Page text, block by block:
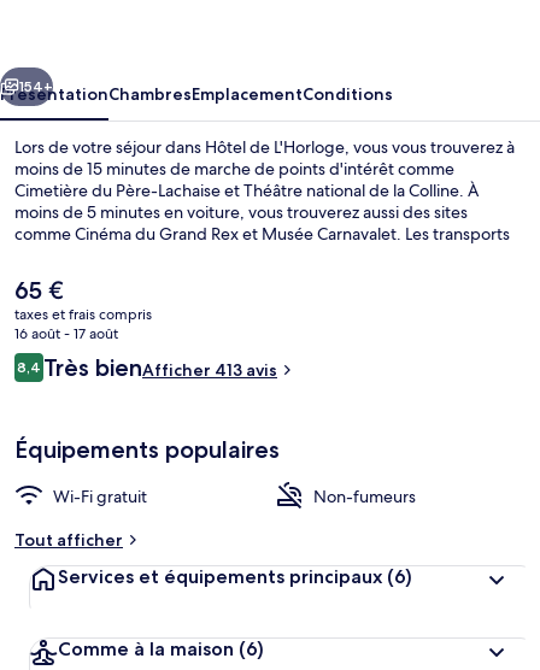
Suivant
154+
PrésentationChambresEmplacementConditions
Lors de votre séjour dans Hôtel de L'Horloge, vous vous trouverez à
moins de 15 minutes de marche de points d'intérêt comme
Cimetière du Père-Lachaise et Théâtre national de la Colline. À
moins de 5 minutes en voiture, vous trouverez aussi des sites
comme Cinéma du Grand Rex et Musée Carnavalet. Les transports
Ménilmontant est à 3 min et Station de métro Rue Saint-Maur, à 3
min.
Le
prix
actuel
est
de
65 €
taxes et frais compris
16 août - 17 août
Avis
voyageurs
8,48,4 sur 10
Très bienAfficher 413 avis
Équipements populaires
Wi-Fi gratuit
Non-fumeurs
Tout afficher
Services et équipements principaux (6)
Comme à la maison (6)